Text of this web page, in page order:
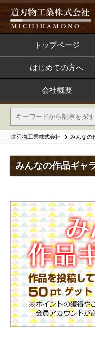
トップページ
はじめての方へ
会社概要
道刃物工業株式会社 みんなの
みんなの作品ギャ